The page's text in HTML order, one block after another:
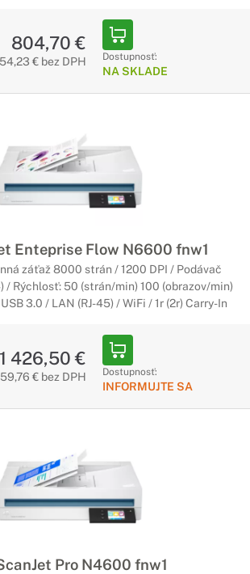
804,70 €
€ bez DPH Dostupnosť:
NA SKLADE
Enteprise Flow N6600 fnw1
záťaž 8000 strán / 1200 DPI / Podávač
/ Rýchlosť: 50 (strán/min) 100 (obrazov/min)
3.0 / LAN (RJ-45) / WiFi / 1r (2r) Carry-In
1 426,50 €
€ bez DPH Dostupnosť:
INFORMUJTE SA
Pro N4600 fnw1